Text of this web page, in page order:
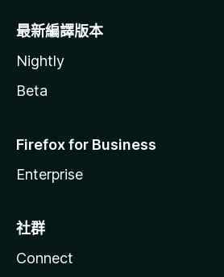
最新編譯版本
Nightly
Beta
Firefox for Business
Enterprise
社群
Connect